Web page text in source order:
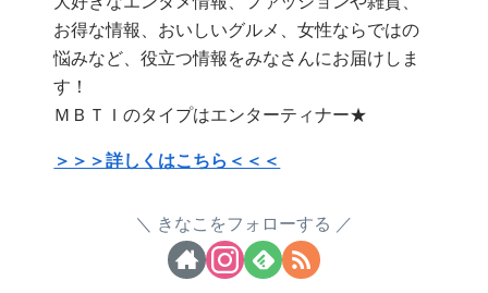
お得な情報、おいしいグルメ、女性ならではの
悩みなど、役立つ情報をみなさんにお届けしま
す！
ＭＢＴＩのタイプはエンターティナー★
＞＞＞詳しくはこちら＜＜＜
きなこをフォローする